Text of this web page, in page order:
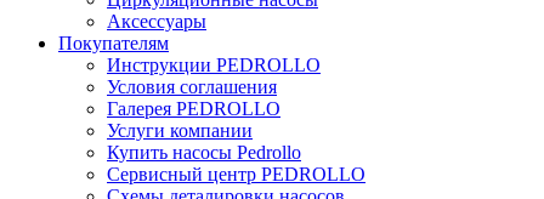
Аксессуары
Покупателям
Инструкции PEDROLLO
Условия соглашения
Галерея PEDROLLO
Услуги компании
Купить насосы Pedrollo
Сервисный центр PEDROLLO